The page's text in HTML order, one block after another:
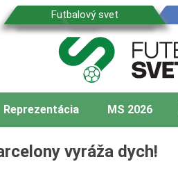
Reprezentácia MS 2026
vyráža dych!